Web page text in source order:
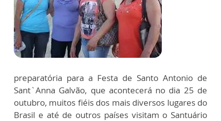
preparatória para a Festa de Santo Antonio de
Sant`Anna Galvão, que acontecerá no dia 25 de
outubro, muitos fiéis dos mais diversos lugares do
Brasil e até de outros países visitam o Santuário